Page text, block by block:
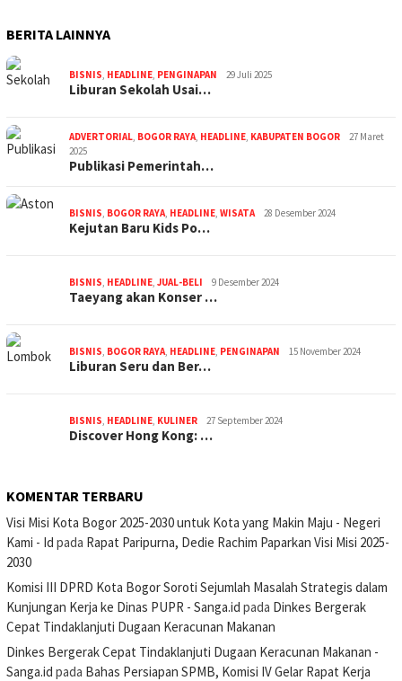
BERITA LAINNYA
BISNIS HEADLINE PENGINAPAN 29 Juli 2025
Liburan Sekolah Usai…
ADVERTORIAL BOGOR RAYA HEADLINE KABUPATEN BOGOR
27 Maret
2025
Publikasi Pemerintah…
BISNIS BOGOR RAYA HEADLINE WISATA 28 Desember 2024
Kejutan Baru Kids Po…
BISNIS HEADLINE JUAL-BELI 9 Desember 2024
Taeyang akan Konser …
BISNIS BOGOR RAYA HEADLINE PENGINAPAN 15 November 2024
Liburan Seru dan Ber…
BISNIS HEADLINE KULINER 27 September 2024
Discover Hong Kong: …
KOMENTAR TERBARU
Visi Misi Kota Bogor 2025-2030 untuk Kota yang Makin Maju - Negeri
Kami - Id pada Rapat Paripurna, Dedie Rachim Paparkan Visi Misi 2025-
2030
Komisi III DPRD Kota Bogor Soroti Sejumlah Masalah Strategis dalam
Kunjungan Kerja ke Dinas PUPR - Sanga.id pada Dinkes Bergerak
Cepat Tindaklanjuti Dugaan Keracunan Makanan
Dinkes Bergerak Cepat Tindaklanjuti Dugaan Keracunan Makanan -
Sanga.id pada Bahas Persiapan SPMB, Komisi IV Gelar Rapat Kerja